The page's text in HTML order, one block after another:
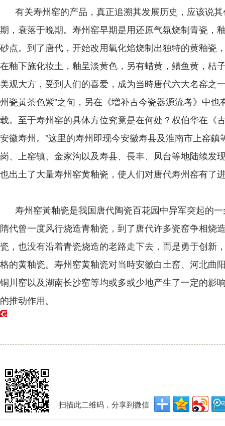
有关寿州窑的产品，真正追溯其发展历史，应该说其
期，衰落于晚期。寿州窑早期是用还原气氛烧制青瓷，
砂点。到了唐代，开始改用氧化焰烧制出独特的黄釉瓷
在釉下施化妆土，釉呈淡黄色，另有蜡黄，鳝鱼黄，桔
美观大方，受到人们的喜爱，成为当時唐代六大名窑之
州瓷黃茶色紫”之句，另在《増补古今瓷器源流考》中也
载。至于寿州窑的具体方位究竟是在何处？权伯华在《
安徽寿州。”这里的寿州即现今安徽寿县及淮南市上窑
岗、上窑镇、金家沟以及寿县、長丰、凤台等地陆续发
也出土了大量寿州窑黄釉瓷，使人们对唐代寿州窑有了
寿州窑黃釉瓷是我国唐代陶瓷百花园中异军突起的一
隋代曾一度风行烧造青釉瓷，到了唐代许多瓷窑争相烧
瓷，也没有沿着青瓷烧造的老路走下去，而是勇于创新
格的黄釉瓷。寿州窑黄釉瓷对当時安徽白土窑、河北曲
铜川窑以及湖南长沙窑等均或多或少地产生了一定的影
的推动作用。
扫描此二维码，分享到微信